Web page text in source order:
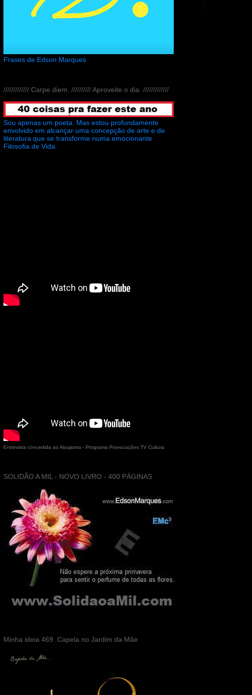
Frases de Edson Marques
///////////// Carpe diem. ////////// Aproveite o dia. /////////////
Sou apenas um poeta. Mas estou profundamente
envolvido em alcançar uma concepção de arte e de
literatura que se transforme numa emocionante
Filosofia de Vida.
Entrevista concedida ao Abujamra - Programa Provocações TV Cultura
SOLIDÃO A MIL - NOVO LIVRO - 400 PÁGINAS
Minha ideia 469. Capela no Jardim da Mãe